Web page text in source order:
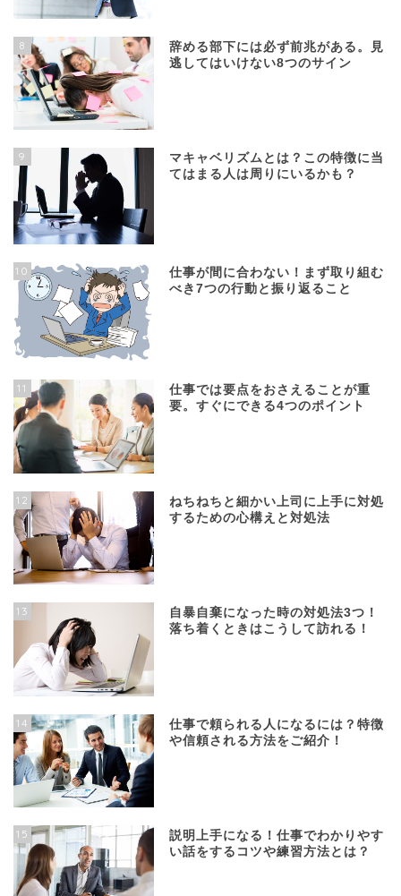
8
辞める部下には必ず前兆がある。見
逃してはいけない8つのサイン
9
マキャベリズムとは？この特徴に当
てはまる人は周りにいるかも？
10
仕事が間に合わない！まず取り組む
べき7つの行動と振り返ること
11
仕事では要点をおさえることが重
要。すぐにできる4つのポイント
12
ねちねちと細かい上司に上手に対処
するための心構えと対処法
13
自暴自棄になった時の対処法3つ！
落ち着くときはこうして訪れる！
14
仕事で頼られる人になるには？特徴
や信頼される方法をご紹介！
15
説明上手になる！仕事でわかりやす
い話をするコツや練習方法とは？